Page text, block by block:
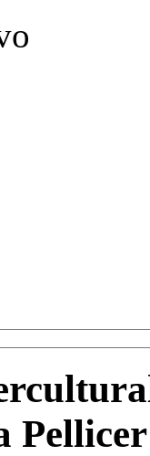
Pellicer